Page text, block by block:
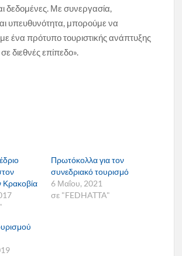
δεδομένες. Με συνεργασία,
υπευθυνότητα, μπορούμε να
ένα πρότυπο τουριστικής ανάπτυξης
διεθνές επίπεδο».
Κρακοβία
Πρωτόκολλα για τον
συνεδριακό τουρισμό
6 Μαΐου, 2021
σε "FEDHATTA"